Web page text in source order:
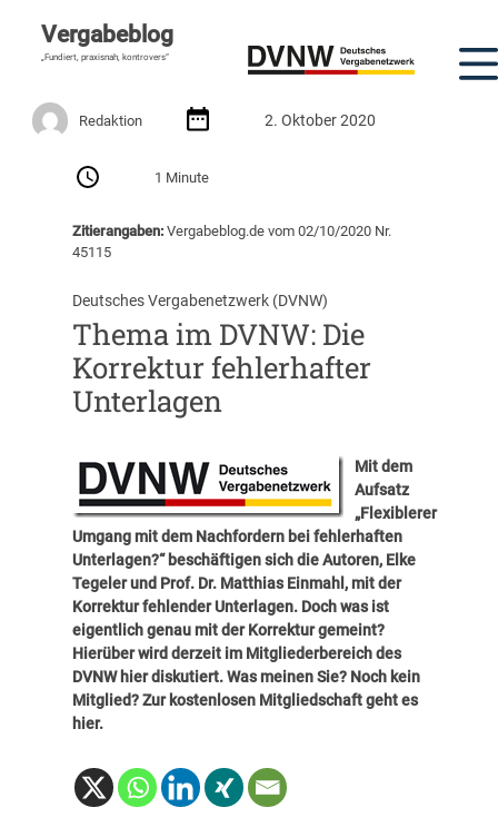
Vergabeblog
„Fundiert, praxisnah, kontrovers“
Redaktion 2. Oktober 2020
1 Minute
Zitierangaben:Vergabeblog.de vom 02/10/2020 Nr.
45115
Deutsches Vergabenetzwerk (DVNW)
Thema im DVNW: Die
Korrektur fehlerhafter
Unterlagen
Mit dem
Aufsatz
„Flexiblerer
Umgang mit dem Nachfordern bei fehlerhaften
Unterlagen?“ beschäftigen sich die Autoren, Elke
Tegeler und Prof. Dr. Matthias Einmahl, mit der
Korrektur fehlender Unterlagen. Doch was ist
eigentlich genau mit der Korrektur gemeint?
Hierüber wird derzeit im Mitgliederbereich des
DVNW hierdiskutiert. Was meinen Sie? Noch kein
Mitglied? Zur kostenlosen Mitgliedschaft geht es
hier.